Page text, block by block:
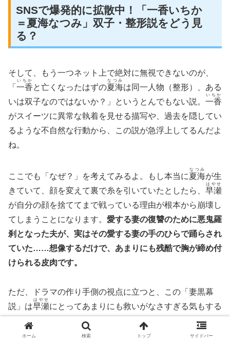
SNSで爆発的に拡散中！「一香いちか
＝夏海なつみ」双子・整形説をどう見
る？
そして、もう一つネット上で絶対に無視できないのが、
「 一香
いちか
と亡くなったはずの夏海
なつみ
は同一人物（整形）、ある
いは双子なのではないか？」というとんでもない説。 一香
いちか
がスイーツに異常な執着を見せる描写や、過去を隠してい
るような不自然な行動から、この説が急浮上してるんだよ
ね。
ここでも「なぜ？」を考えてみるよ。もし本当に夏海
なつみ
が生
きていて、顔を変えて裏で糸を引いていたとしたら、 早瀬
はやせ
が自分の顔を捨ててまで戦っている理由が根本から崩壊し
てしまうことになります。 愛する妻の復讐のために悪鬼羅
刹となった夫が、実はその愛する妻の手のひらで踊らされ
ていた……想像するだけで、あまりにも残酷で胸が締め付
けられる皮肉です。
ただ、ドラマの作り手側の視点に立つと、この「妻黒幕
説」は早瀬
はやせ
にとってあまりにも救いがなさすぎる気もする
んだよね。次回・第6話で新たな証言や証拠が出てくるこ
とで、状況によって見方が変わる可能性があります。今は
ホーム 検索 トップ サイドバー